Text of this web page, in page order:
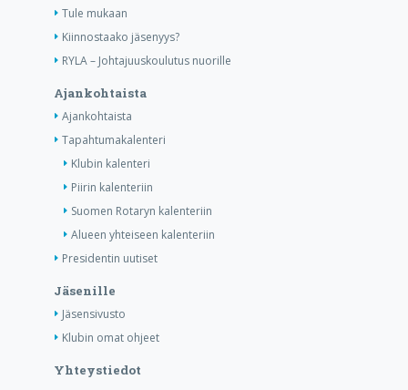
Tule mukaan
Kiinnostaako jäsenyys?
RYLA – Johtajuuskoulutus nuorille
Ajankohtaista
Ajankohtaista
Tapahtumakalenteri
Klubin kalenteri
Piirin kalenteriin
Suomen Rotaryn kalenteriin
Alueen yhteiseen kalenteriin
Presidentin uutiset
Jäsenille
Jäsensivusto
Klubin omat ohjeet
Yhteystiedot